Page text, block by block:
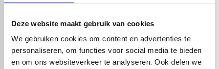
Deze website maakt gebruik van cookies
We gebruiken cookies om content en advertenties te
personaliseren, om functies voor social media te bieden
en om ons websiteverkeer te analyseren. Ook delen we